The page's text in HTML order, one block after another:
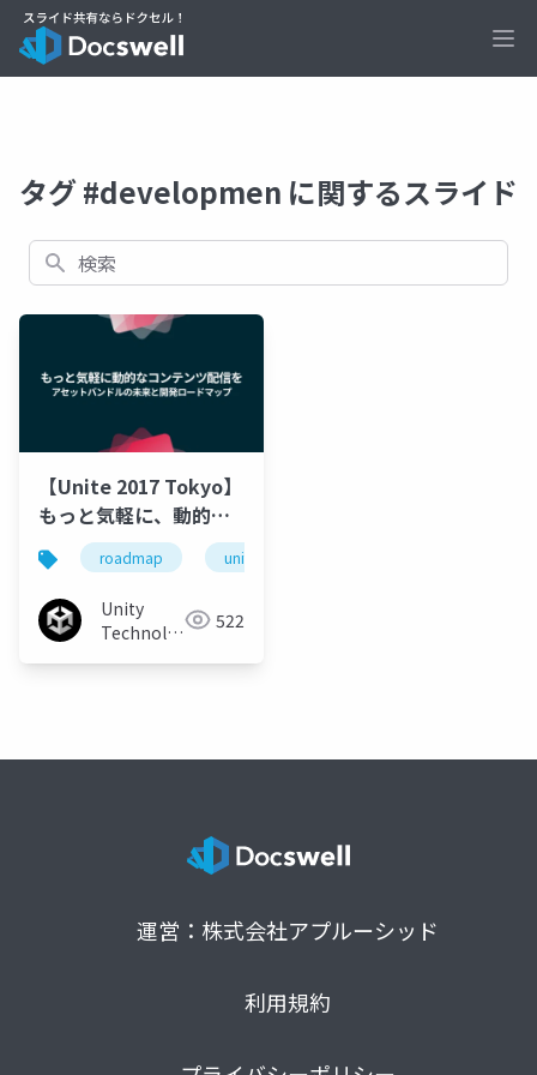
タグ #developmen に関するスライド
検索
【Unite 2017 Tokyo】
もっと気軽に、動的な
コンテンツ配信を ～ア
セットバンドルの未来
と開発ロードマップ
roadmap unite
Unity
Technologies 522
運営：株式会社アプルーシッド
利用規約